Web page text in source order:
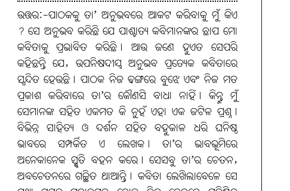
ଉତ୍ତର:-ପାଠକକୁ ତା’ ଅନୁଭବରେ ଆକଟ କରିବାକୁ ମୁଁ କିଏ
? ସେ ଅନୁଭବ କରିଛି ଯେ ପାଶ୍ଚାତ୍ୟ କବିମାନଙ୍କର ଛାପ ମୋ
କବିତାକୁ ପ୍ରଭାବିତ କରିଛି। ଆଉ ଜଣେ ହୁଏତ ସେପରି
କହିଛନ୍ତି ଯେ, ଉପନିଷଦୀୟ ଅନୁଭବ ପ୍ରତ୍ୟେକ କବିତାରେ
ସ୍ପନ୍ଦିତ ହେଉଛି। ପାଠକ ନିଜ ଢଙ୍ଗରେ ବୁଝେ ଏବଂ ନିଜ ମତ
ପ୍ରକାଶ କରିବାରେ ତା’ର କୌଣସି ବାଧା ନାହିଁ। କିନ୍ତୁ ମୁଁ
ସେମାନଙ୍କ ସହିତ ଏକମତ କି ନୁହଁ ଏହା ଏକ ଜଟିଳ ପ୍ରଶ୍ନ।
ବିଭିନ୍ନ ସାହିତ୍ୟ ଓ ଦର୍ଶନ ସହିତ ବହୁକାଳ ଧରି ଘନିଷ୍ଠ
ଭାବରେ ସମ୍ପର୍କିତ ଏ ଲେଖକ। ତା’ର ଭାବଭୂମିରେ
ଅନେକାନେକ ସ୍ମୃତି ବହନ କରେ। ସେସବୁ ତା’ର ଚେତନ,
ଅବଚେତନରେ ଗଚ୍ଛିତ ଥାଆନ୍ତି। କବିତା ଲେଖିଲାବେଳେ ସେ